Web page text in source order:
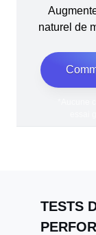
naturel de
TESTS